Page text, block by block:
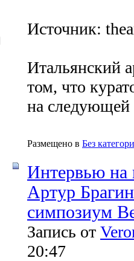
Источник:
Итальянский
том, что
на следующей
Размещено в Без
Интервью на
Артур
симпозиум
Запись от
20:47